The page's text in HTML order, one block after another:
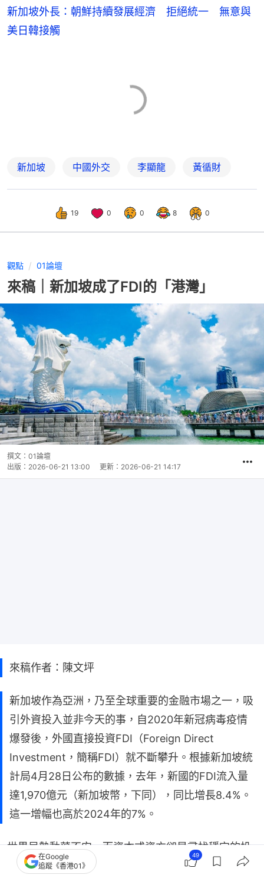
新加坡外長：朝鮮持續發展經濟 拒絕統一 無意與
美日韓接觸
新加坡 中國外交 李顯龍 黃循財
19 0 0 8 0
觀點 01論壇
來稿｜新加坡成了FDI的「港灣」
撰文： 01論壇
出版： 2026-06-21 13:00 更新： 2026-06-21 14:17
來稿作者：陳文坪
新加坡作為亞洲，乃至全球重要的金融市場之一，吸
引外資投入並非今天的事，自2020年新冠病毒疫情
爆發後，外國直接投資FDI（Foreign Direct
Investment，簡稱FDI）就不斷攀升。根據新加坡統
計局4月28日公布的數據，去年，新國的FDI流入量
達1,970億元（新加坡幣，下同），同比增長8.4%。
這一增幅也高於2024年的7%。
世界局勢動蕩不安，而資本或資方卻是尋找穩定的投
資國度。新加坡這一小紅點獲得青睞，2025年FDI比
在Google
追蹤《香港01》
49